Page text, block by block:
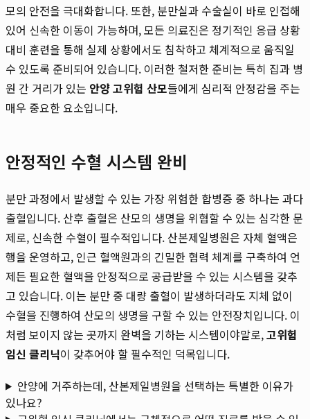
모의 안전을 극대화합니다. 또한, 분만실과 수술실이 바로 인접해
있어 신속한 이동이 가능하며, 모든 의료진은 정기적인 응급 상황
대비 훈련을 통해 실제 상황에서도 침착하고 체계적으로 움직일
수 있도록 준비되어 있습니다. 이러한 철저한 준비는 특히 집과 병
원 간 거리가 있는 안양 고위험 산모들에게 심리적 안정감을 주는
매우 중요한 요소입니다.
안정적인 수혈 시스템 완비
분만 과정에서 발생할 수 있는 가장 위험한 합병증 중 하나는 과다
출혈입니다. 산후 출혈은 산모의 생명을 위협할 수 있는 심각한 문
제로, 신속한 수혈이 필수적입니다. 산본제일병원은 자체 혈액은
행을 운영하고, 인근 혈액원과의 긴밀한 협력 체계를 구축하여 언
제든 필요한 혈액을 안정적으로 공급받을 수 있는 시스템을 갖추
고 있습니다. 이는 분만 중 대량 출혈이 발생하더라도 지체 없이
수혈을 진행하여 산모의 생명을 구할 수 있는 안전장치입니다. 이
처럼 보이지 않는 곳까지 완벽을 기하는 시스템이야말로,고위험
임신 클리닉이 갖추어야 할 필수적인 덕목입니다.
안양에 거주하는데, 산본제일병원을 선택하는 특별한 이유가
있나요?